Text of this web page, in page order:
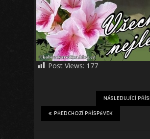
Post Views: 177
NÁSLEDUJÍCÍ
PŘEDCHOZÍ PŘÍSPĚVEK